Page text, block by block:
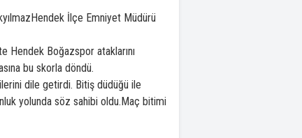
İlçe Emniyet Müdürü
Hendek Boğazspor ataklarını
bu skorla döndü.
dile getirdi. Bitiş düdüğü ile
yolunda söz sahibi oldu.Maç bitimi